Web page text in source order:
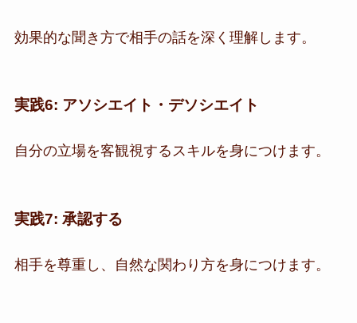
効果的な聞き方で相手の話を深く理解します。
実践6: アソシエイト・デソシエイト
自分の立場を客観視するスキルを身につけます。
実践7: 承認する
相手を尊重し、自然な関わり方を身につけます。